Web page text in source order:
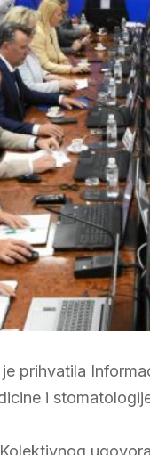
prihvatila
i